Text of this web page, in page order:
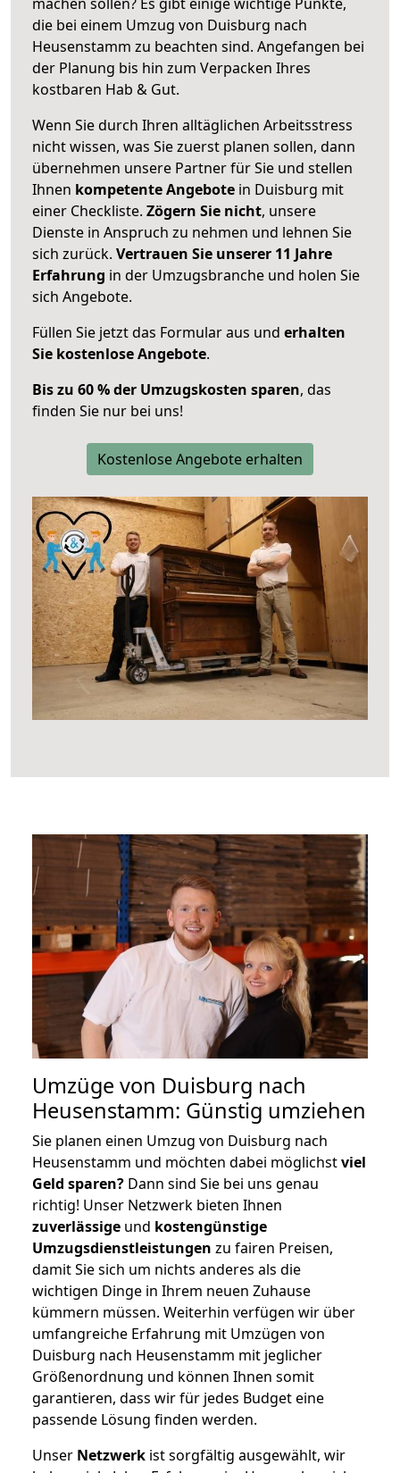
die bei einem Umzug von Duisburg nach
Heusenstamm zu beachten sind. Angefangen bei
der Planung bis hin zum Verpacken Ihres
kostbaren Hab & Gut.
Wenn Sie durch Ihren alltäglichen Arbeitsstress
nicht wissen, was Sie zuerst planen sollen, dann
übernehmen unsere Partner für Sie und stellen
Ihnen kompetente Angebote in Duisburg mit
einer Checkliste. Zögern Sie nicht, unsere
Dienste in Anspruch zu nehmen und lehnen Sie
sich zurück. Vertrauen Sie unserer 11 Jahre
Erfahrung in der Umzugsbranche und holen Sie
sich Angebote.
Füllen Sie jetzt das Formular aus und erhalten
Sie kostenlose Angebote.
Bis zu 60 % der Umzugskosten sparen, das
finden Sie nur bei uns!
Kostenlose Angebote erhalten
Umzüge von Duisburg nach
Heusenstamm: Günstig umziehen
Sie planen einen Umzug von Duisburg nach
Heusenstamm und möchten dabei möglichstviel
Geld sparen? Dann sind Sie bei uns genau
richtig! Unser Netzwerk bieten Ihnen
zuverlässige und kostengünstige
Umzugsdienstleistungen zu fairen Preisen,
damit Sie sich um nichts anderes als die
wichtigen Dinge in Ihrem neuen Zuhause
kümmern müssen. Weiterhin verfügen wir über
umfangreiche Erfahrung mit Umzügen von
Duisburg nach Heusenstamm mit jeglicher
Größenordnung und können Ihnen somit
garantieren, dass wir für jedes Budget eine
passende Lösung finden werden.
Unser Netzwerk ist sorgfältig ausgewählt, wir